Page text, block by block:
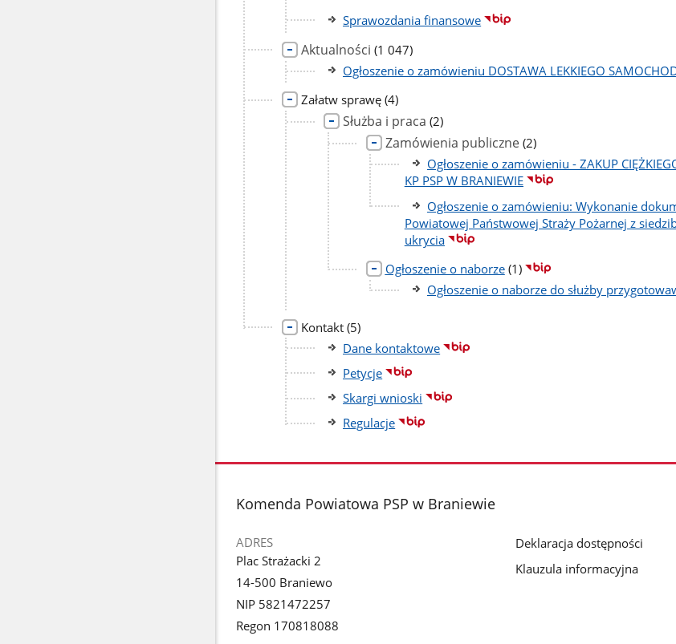
Sprawozdania finansowe
Aktualności liczba
podstron
(1 047)
Ogłoszenie o zamówieniu DOSTAWA LEKKIEGO
Załatw sprawę liczba
podstron
(4)
Służba i praca liczba
podstron
(2)
Zamówienia publiczne liczba
podstron
(2)
Ogłoszenie o zamówieniu - ZAKUP
KP PSP W BRANIEWIE
Ogłoszenie o zamówieniu: Wykonanie
Powiatowej Państwowej Straży Pożarnej z
ukrycia
Ogłoszenie o naborze liczba
podstron
(1)
Ogłoszenie o naborze do służby
Kontakt liczba
podstron
(5)
Dane kontaktowe
Petycje
Skargi wnioski
Regulacje
stopka
Komenda Powiatowa PSP w Braniewie
ADRES
Plac Strażacki 2
14-500 Braniewo
NIP 5821472257
Regon 170818088
Deklaracja dostępności
Klauzula informacyjna